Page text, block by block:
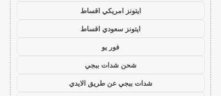
ايتونز امريكي اقساط
ايتونز سعودي اقساط
فور يو
شحن شدات ببجي
شدات ببجي عن طريق الايدي